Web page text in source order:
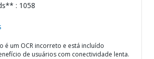
: 1058
é um OCR incorreto e está incluído
de usuários com conectividade lenta.